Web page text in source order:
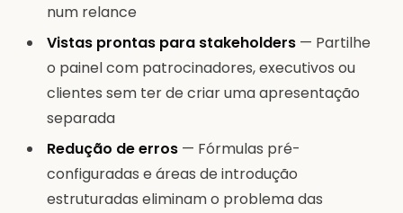
num relance
Vistas prontas para stakeholders — Partilhe
o painel com patrocinadores, executivos ou
clientes sem ter de criar uma apresentação
separada
Redução de erros — Fórmulas pré-
configuradas e áreas de introdução
estruturadas eliminam o problema das